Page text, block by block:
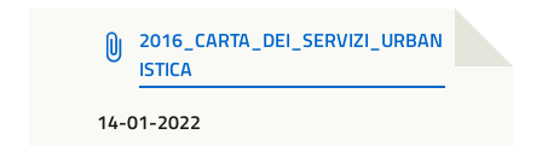
2016_CARTA_DEI_SERVIZI_URBAN
ISTICA
14-01-2022